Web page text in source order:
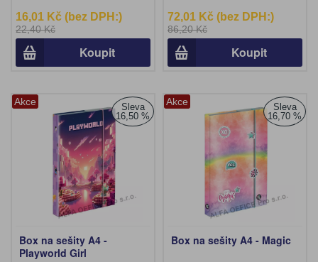
16,01 Kč (bez DPH:)
22,40 Kč
Koupit
72,01 Kč (bez DPH:)
86,20 Kč
Koupit
Akce
Sleva
16,50 %
Box na sešity A4 -
Playworld Girl
Akce
Sleva
16,70 %
Box na sešity A4 - Magic